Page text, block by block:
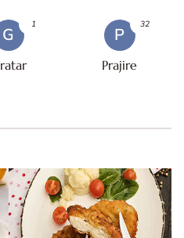
G
1
P
Prajire
32